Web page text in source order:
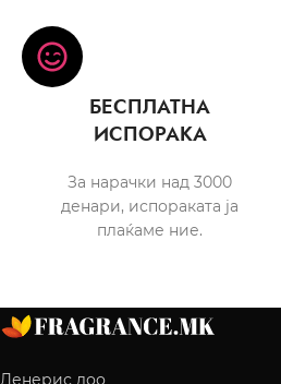
БЕСПЛАТНА
ИСПОРАКА
За нарачки над 3000
денари, испораката ја
плаќаме ние.
Денерис доо